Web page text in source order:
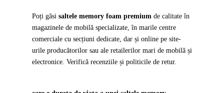
Poți găsi saltele memory foam premium de calitate în
magazinele de mobilă specializate, în marile centre
comerciale cu secțiuni dedicate, dar și online pe site-
urile producătorilor sau ale retailerilor mari de mobilă și
electronice. Verifică recenziile și politicile de retur.